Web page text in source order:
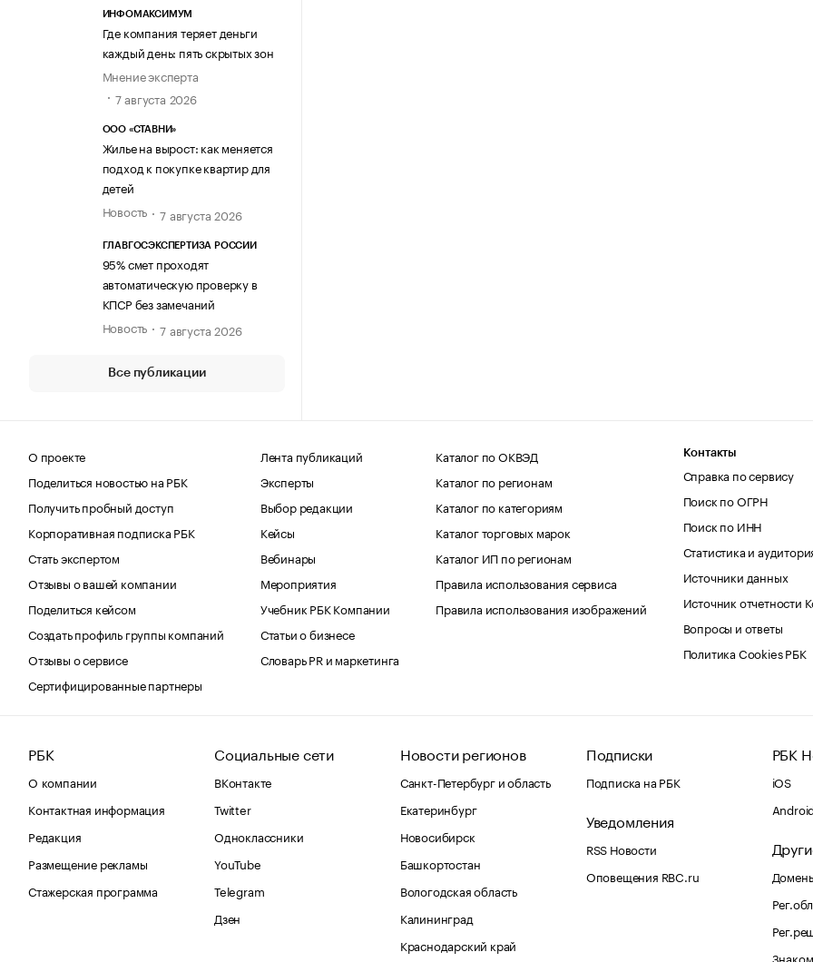
ИНФОМАКСИМУМ
Где компания теряет деньги
каждый день: пять скрытых зон
Мнение эксперта
7 августа 2026
ООО «СТАВНИ»
Жилье на вырост: как меняется
подход к покупке квартир для
детей
Новость
7 августа 2026
ГЛАВГОСЭКСПЕРТИЗА РОССИИ
95% смет проходят
автоматическую проверку в
КПСР без замечаний
Новость
7 августа 2026
Все публикации
О проекте
Поделиться новостью на РБК
Получить пробный доступ
Корпоративная подписка РБК
Стать экспертом
Отзывы о вашей компании
Поделиться кейсом
Создать профиль группы компаний
Отзывы о сервисе
Сертифицированные партнеры
Лента публикаций
Эксперты
Выбор редакции
Кейсы
Вебинары
Мероприятия
Учебник РБК Компании
Статьи о бизнесе
Словарь PR и маркетинга
Каталог по ОКВЭД
Каталог по регионам
Каталог по категориям
Каталог торговых марок
Каталог ИП по регионам
Правила использования сервиса
Правила использования изображений
Контакты
Справка по сервису
Поиск по ОГРН
Поиск по ИНН
Статистика и
Источники данных
Источник отчетности
Вопросы и ответы
Политика Cookies РБК
РБК
О компании
Контактная информация
Редакция
Размещение рекламы
Стажерская программа
Социальные сети
ВКонтакте
Twitter
Одноклассники
YouTube
Telegram
Дзен
Новости регионов
Санкт-Петербург и область
Екатеринбург
Новосибирск
Башкортостан
Вологодская область
Калининград
Краснодарский край
Подписки
Подписка на РБК
Уведомления
RSS Новости
Оповещения RBC.ru
РБК
iOS